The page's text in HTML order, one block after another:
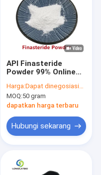
API Finasteride
Powder 99% Online
98319-26-7
Harga:Dapat dinegosiasikan
MOQ:50 gram
dapatkan harga terbaru
Hubungi sekarang